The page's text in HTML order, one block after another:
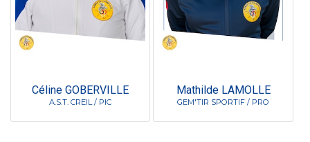
Céline GOBERVILLE
A.S.T. CREIL / PIC
Mathilde LAMOLLE
GEM'TIR SPORTIF / PRO